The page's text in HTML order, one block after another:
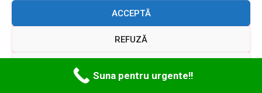
ACCEPTĂ
REFUZĂ
Reparatii Vitrine Frigorifice Boldesti-
Suna pentru urgente!!